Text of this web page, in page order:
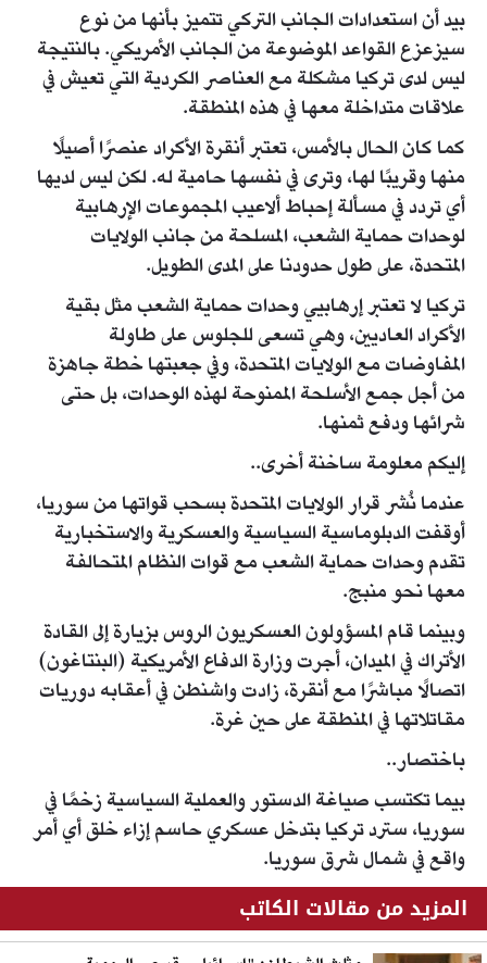
بيد أن استعدادات الجانب التركي تتميز بأنها من نوع
سيزعزع القواعد الموضوعة من الجانب الأمريكي. بالنتيجة
ليس لدى تركيا مشكلة مع العناصر الكردية التي تعيش في
علاقات متداخلة معها في هذه المنطقة.
كما كان الحال بالأمس، تعتبر أنقرة الأكراد عنصرًا أصيلًا
منها وقريبًا لها، وترى في نفسها حامية له. لكن ليس لديها
أي تردد في مسألة إحباط ألاعيب المجموعات الإرهابية
لوحدات حماية الشعب، المسلحة من جانب الولايات
المتحدة، على طول حدودنا على المدى الطويل.
تركيا لا تعتبر إرهابيي وحدات حماية الشعب مثل بقية
الأكراد العاديين، وهي تسعى للجلوس على طاولة
المفاوضات مع الولايات المتحدة، وفي جعبتها خطة جاهزة
من أجل جمع الأسلحة الممنوحة لهذه الوحدات، بل حتى
شرائها ودفع ثمنها.
إليكم معلومة ساخنة أخرى..
عندما نُشر قرار الولايات المتحدة بسحب قواتها من سوريا،
أوقفت الدبلوماسية السياسية والعسكرية والاستخبارية
تقدم وحدات حماية الشعب مع قوات النظام المتحالفة
معها نحو منبج.
وبينما قام المسؤولون العسكريون الروس بزيارة إلى القادة
الأتراك في الميدان، أجرت وزارة الدفاع الأمريكية (البنتاغون)
اتصالًا مباشرًا مع أنقرة، زادت واشنطن في أعقابه دوريات
مقاتلاتها في المنطقة على حين غرة.
باختصار..
بيما تكتسب صياغة الدستور والعملية السياسية زخمًا في
سوريا، سترد تركيا بتدخل عسكري حاسم إزاء خلق أي أمر
واقع في شمال شرق سوريا.
المزيد من مقالات الكاتب